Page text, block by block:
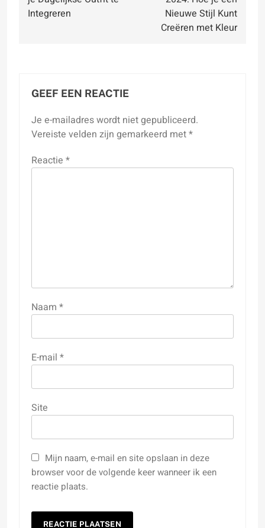
Integreren
Nieuwe Stijl Kunt
Creëren met Kleur
GEEF EEN REACTIE
Je e-mailadres wordt niet gepubliceerd.
Vereiste velden zijn gemarkeerd met*
Reactie *
Naam *
E-mail *
Site
Mijn naam, e-mail en site opslaan in deze
browser voor de volgende keer wanneer ik een
reactie plaats.